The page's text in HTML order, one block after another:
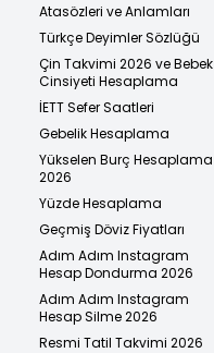
Atasözleri ve Anlamları
Türkçe Deyimler Sözlüğü
Çin Takvimi 2026 ve Bebek
Cinsiyeti Hesaplama
İETT Sefer Saatleri
Gebelik Hesaplama
Yükselen Burç Hesaplama
2026
Yüzde Hesaplama
Geçmiş Döviz Fiyatları
Adım Adım Instagram
Hesap Dondurma 2026
Adım Adım Instagram
Hesap Silme 2026
Resmi Tatil Takvimi 2026